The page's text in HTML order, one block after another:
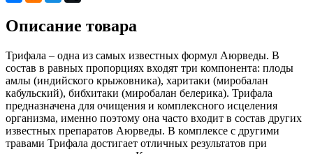
Описание товара
Трифала – одна из самых известных формул Аюрведы. В
состав в равных пропорциях входят три компонента: плоды
амлы (индийского крыжовника), харитаки (миробалан
кабульский), бибхитаки (миробалан белерика). Трифала
предназначена для очищения и комплексного исцеления
организма, именно поэтому она часто входит в состав других
известных препаратов Аюрведы. В комплексе с другими
травами Трифала достигает отличных результатов при